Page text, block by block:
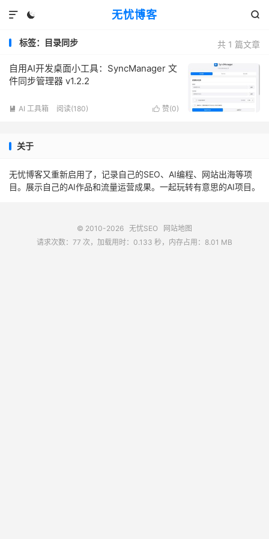
无忧博客
 

共 1 篇文章
标签：目录同步
自用AI开发桌面小工具：SyncManager 文
件同步管理器 v1.2.2
 赞(0)
 AI 工具箱 阅读(180)
关于
无忧博客又重新启用了，记录自己的SEO、AI编程、网站出海等项
目。展示自己的AI作品和流量运营成果。一起玩转有意思的AI项目。
© 2010-2026 无忧SEO
网站地图
请求次数：77 次，加载用时：0.133 秒，内存占用：8.01 MB